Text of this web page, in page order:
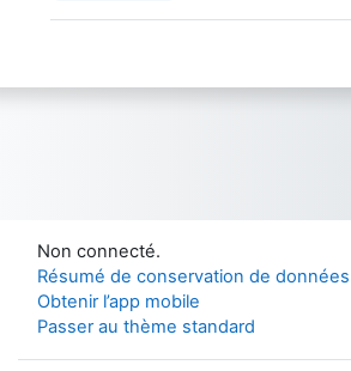
Non connecté.
Résumé de conservation de données
Obtenir l’app mobile
Passer au thème standard